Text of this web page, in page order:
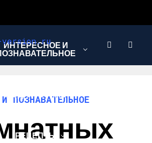
ИНТЕРЕСНОЕ И
МОДА И СТИЛЬ
РЕЦЕПТЫ
ПОЗНАВАТЕЛЬНОЕ